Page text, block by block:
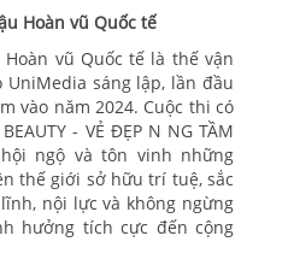
Hoàn vũ Quốc tế
Hoàn vũ Quốc tế là thế vận
sáng lập, lần đầu
vào năm 2024. Cuộc thi có
- VẺ ĐẸP N NG TẦM
hội ngộ và tôn vinh những
thế giới sở hữu trí tuệ, sắc
nội lực và không ngừng
hưởng tích cực đến cộng